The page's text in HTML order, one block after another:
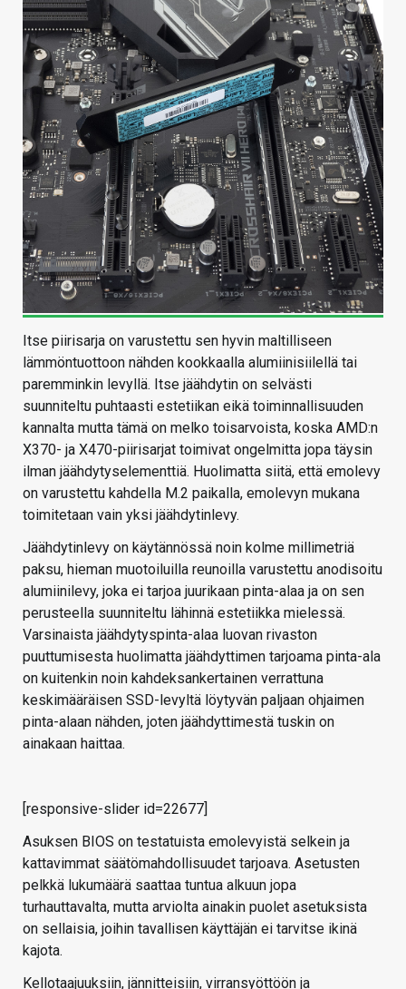
Itse piirisarja on varustettu sen hyvin maltilliseen
lämmöntuottoon nähden kookkaalla alumiinisiilellä tai
paremminkin levyllä. Itse jäähdytin on selvästi
suunniteltu puhtaasti estetiikan eikä toiminnallisuuden
kannalta mutta tämä on melko toisarvoista, koska AMD:n
X370- ja X470-piirisarjat toimivat ongelmitta jopa täysin
ilman jäähdytyselementtiä. Huolimatta siitä, että emolevy
on varustettu kahdella M.2 paikalla, emolevyn mukana
toimitetaan vain yksi jäähdytinlevy.
Jäähdytinlevy on käytännössä noin kolme millimetriä
paksu, hieman muotoiluilla reunoilla varustettu anodisoitu
alumiinilevy, joka ei tarjoa juurikaan pinta-alaa ja on sen
perusteella suunniteltu lähinnä estetiikka mielessä.
Varsinaista jäähdytyspinta-alaa luovan rivaston
puuttumisesta huolimatta jäähdyttimen tarjoama pinta-ala
on kuitenkin noin kahdeksankertainen verrattuna
keskimääräisen SSD-levyltä löytyvän paljaan ohjaimen
pinta-alaan nähden, joten jäähdyttimestä tuskin on
ainakaan haittaa.
[responsive-slider id=22677]
Asuksen BIOS on testatuista emolevyistä selkein ja
kattavimmat säätömahdollisuudet tarjoava. Asetusten
pelkkä lukumäärä saattaa tuntua alkuun jopa
turhauttavalta, mutta arviolta ainakin puolet asetuksista
on sellaisia, joihin tavallisen käyttäjän ei tarvitse ikinä
kajota.
Kellotaajuuksiin, jännitteisiin, virransyöttöön ja